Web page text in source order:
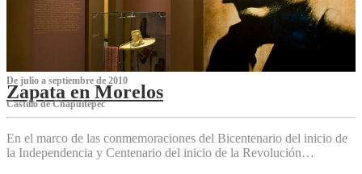
De julio a septiembre de 2010
Zapata en Morelos
Castillo de Chapultepec
En el marco de las conmemoraciones del Bicentenario del inicio de
la Independencia y Centenario del inicio de la Revolución…